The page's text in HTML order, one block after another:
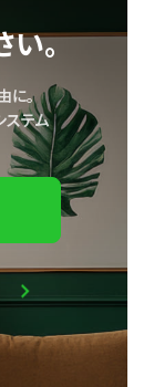
。
に。
ステム